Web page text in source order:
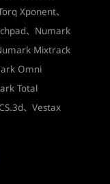
Xponent、
、Numark
Mixtrack
Omni
Total
、Vestax